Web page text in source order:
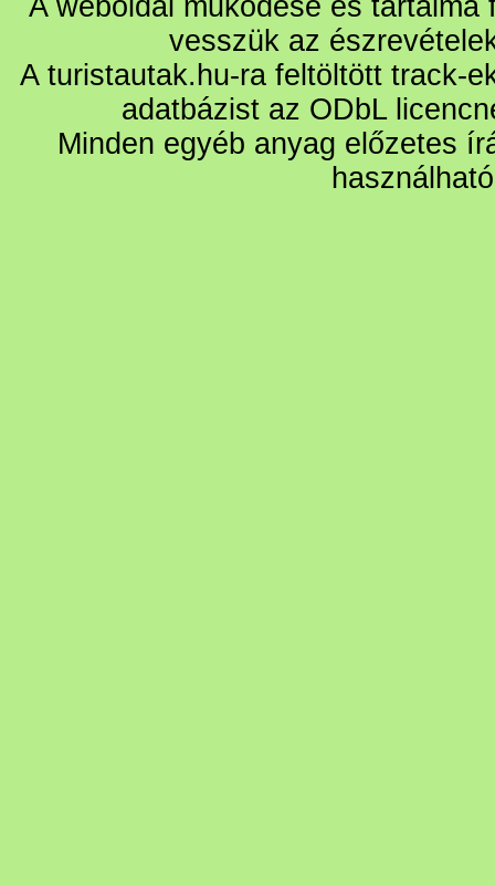
A weboldal működése és
vesszük az
A turistautak.hu-ra feltöltött track-
adatbázist az ODbL
Minden egyéb anyag előzetes